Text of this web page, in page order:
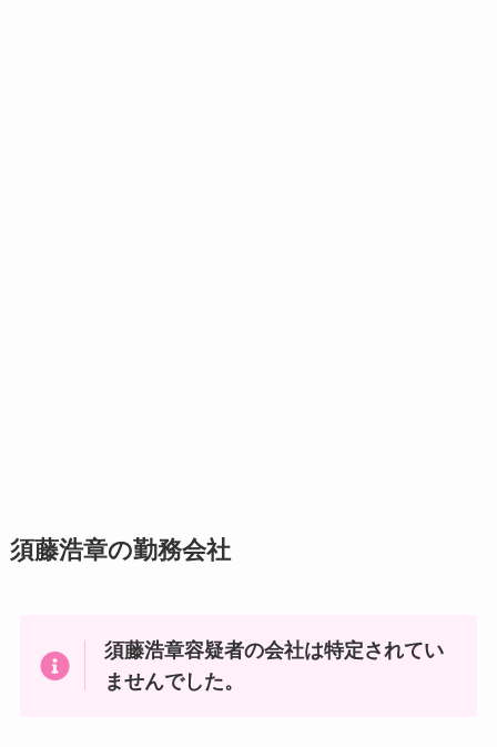
須藤浩章の勤務会社
須藤浩章容疑者の会社は特定されてい
ませんでした。